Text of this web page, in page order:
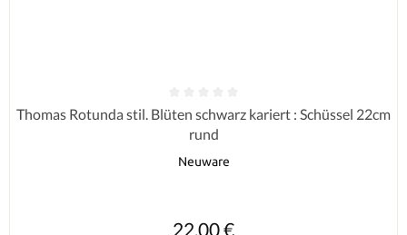
Durchschnittliche Bewertung von 0 von 5 Sternen
Thomas Rotunda stil. Blüten schwarz kariert : Schüssel 22cm
rund
Neuware
22,00 €